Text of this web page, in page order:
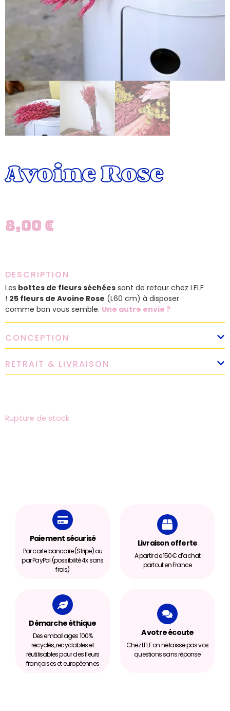
Avoine Rose
8,00 €
DESCRIPTION
Les bottes de fleurs séchées sont de retour chez LFLF
! 25 fleurs de Avoine Rose (L60 cm) à disposer
comme bon vous semble. Une autre envie ?
CONCEPTION
RETRAIT & LIVRAISON
Rupture de stock
Paiement sécurisé
Par carte bancaire (Stripe) ou
par PayPal (possibilité 4x sans
frais)
Livraison offerte
A partir de 150€ d’achat
partout en France
Démarche éthique
Des emballages 100%
recyclés, recyclables et
réutilisables pour des fleurs
françaises et européennes
A votre écoute
Chez LFLF on ne laisse pas vos
questions sans réponse